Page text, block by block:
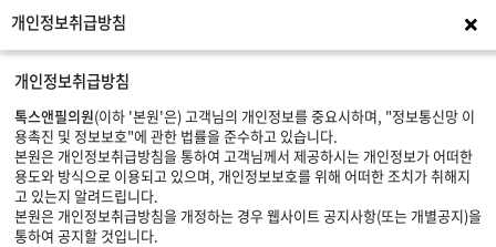
개인정보취급방침 이
개인정보취급방침
톡스앤필의원(이하 '본원'은) 고객님의 개인정보를 중요시하며, "정보통신망 이
용촉진 및 정보보호"에 관한 법률을 준수하고 있습니다.
본원은 개인정보취급방침을 통하여 고객님께서 제공하시는 개인정보가 어떠한
용도와 방식으로 이용되고 있으며, 개인정보보호를 위해 어떠한 조치가 취해지
고 있는지 알려드립니다.
본원은 개인정보취급방침을 개정하는 경우 웹사이트 공지사항(또는 개별공지)을
통하여 공지할 것입니다.